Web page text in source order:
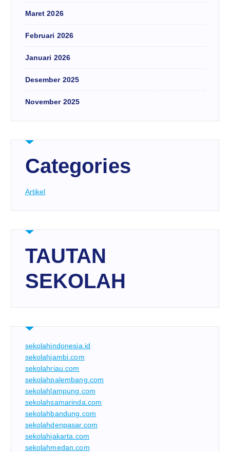
Maret 2026
Februari 2026
Januari 2026
Desember 2025
November 2025
Categories
Artikel
TAUTAN
SEKOLAH
sekolahindonesia.id
sekolahjambi.com
sekolahriau.com
sekolahpalembang.com
sekolahlampung.com
sekolahsamarinda.com
sekolahbandung.com
sekolahdenpasar.com
sekolahjakarta.com
sekolahmedan.com